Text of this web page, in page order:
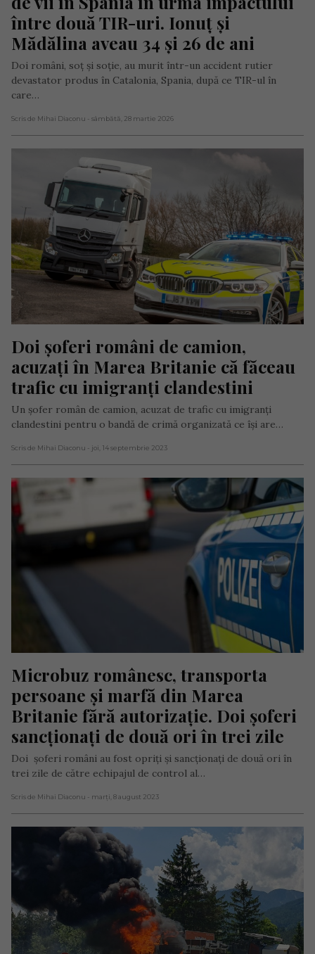
între două TIR-uri. Ionuț și
Mădălina aveau 34 și 26 de ani
Doi români, soț și soție, au murit într-un accident rutier
devastator produs în Catalonia, Spania, după ce TIR-ul în
care…
Scris de Mihai Diaconu - sâmbătă, 28 martie 2026
Doi șoferi români de camion,
acuzați în Marea Britanie că făceau
trafic cu imigranți clandestini
Un șofer român de camion, acuzat de trafic cu imigranți
clandestini pentru o bandă de crimă organizată ce își are…
Scris de Mihai Diaconu - joi, 14 septembrie 2023
Microbuz românesc, transporta
persoane și marfă din Marea
Britanie fără autorizație. Doi șoferi
sancționați de două ori în trei zile
Doi șoferi români au fost opriți și sancționați de două ori în
trei zile de către echipajul de control al…
Scris de Mihai Diaconu - marți, 8 august 2023